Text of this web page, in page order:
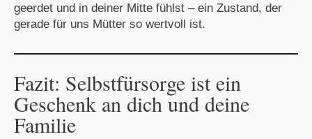
geerdet und in deiner Mitte fühlst – ein Zustand, der
gerade für uns Mütter so wertvoll ist.
Fazit: Selbstfürsorge ist ein
Geschenk an dich und deine
Familie